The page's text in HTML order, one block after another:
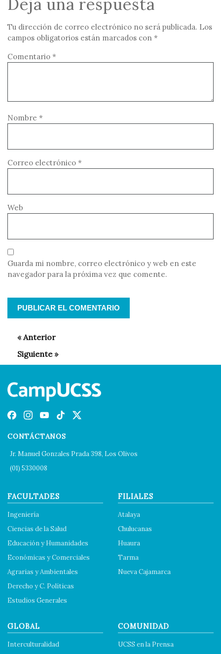
Deja una respuesta
Tu dirección de correo electrónico no será publicada. Los
campos obligatorios están marcados con *
Comentario *
Nombre *
Correo electrónico *
Web
Guarda mi nombre, correo electrónico y web en este
navegador para la próxima vez que comente.
CONTÁCTANOS
Jr. Manuel Gonzales Prada 398, Los Olivos
(01) 5330008
FACULTADES
Ingeniería
Ciencias de la Salud
Educación y Humanidades
Económicas y Comerciales
Agrarias y Ambientales
Derecho y C. Políticas
Estudios Generales
FILIALES
Atalaya
Chulucanas
Huaura
Tarma
Nueva Cajamarca
GLOBAL
Interculturalidad
COMUNIDAD
UCSS en la Prensa